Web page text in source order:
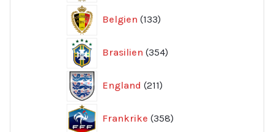
Belgien 133
produkter
Brasilien 354
produkter
England 211
produkter
Frankrike 358
produkter